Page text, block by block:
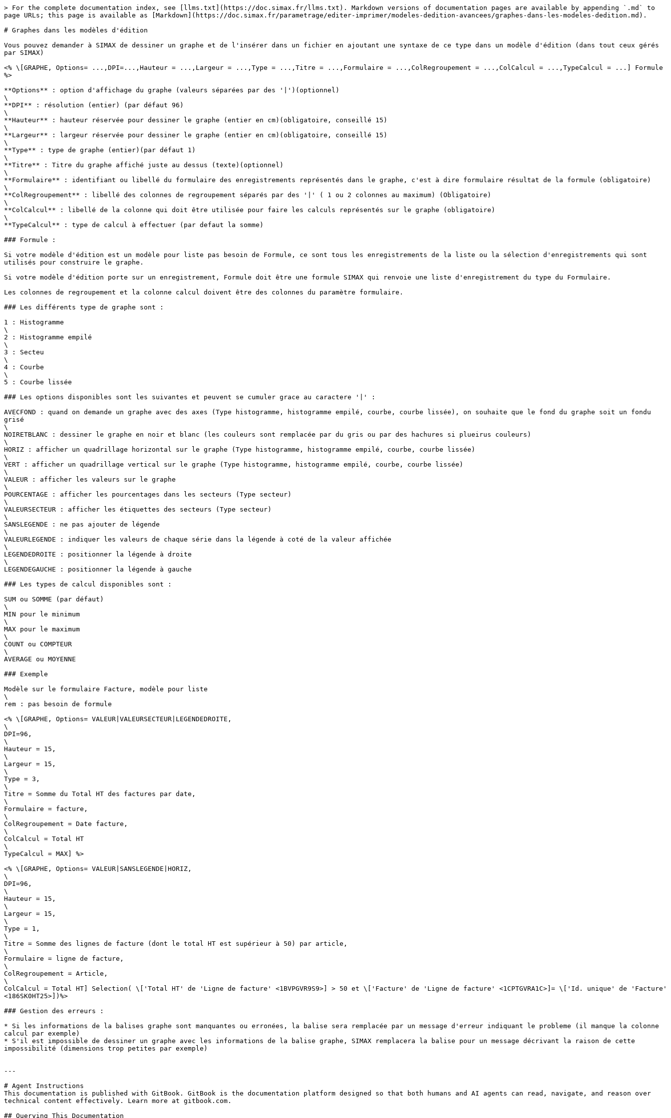
> For the complete documentation index, see [llms.txt](https://doc.simax.fr/llms.txt). Markdown versions of documentation pages are available by appending `.md` to
page URLs; this page is available as [Markdown](https://doc.simax.fr/parametrage/editer-imprimer/modeles-dedition-avancees/graphes-dans-les-modeles-dedition.md).
# Graphes dans les modèles d'édition
Vous pouvez demander à SIMAX de dessiner un graphe et de l'insérer dans un fichier en ajoutant une syntaxe de ce type dans un modèle d'édition (dans tout ceux gérés
par SIMAX)
<% \[GRAPHE, Options= ...,DPI=...,Hauteur = ...,Largeur = ...,Type = ...,Titre = ...,Formulaire = ...,ColRegroupement = ...,ColCalcul = ...,TypeCalcul = ...] Formule
%>
**Options** : option d'affichage du graphe (valeurs séparées par des '|')(optionnel)
\
**DPI** : résolution (entier) (par défaut 96)
\
**Hauteur** : hauteur réservée pour dessiner le graphe (entier en cm)(obligatoire, conseillé 15)
\
**Largeur** : largeur réservée pour dessiner le graphe (entier en cm)(obligatoire, conseillé 15)
\
**Type** : type de graphe (entier)(par défaut 1)
\
**Titre** : Titre du graphe affiché juste au dessus (texte)(optionnel)
\
**Formulaire** : identifiant ou libellé du formulaire des enregistrements représentés dans le graphe, c'est à dire formulaire résultat de la formule (obligatoire)
\
**ColRegroupement** : libellé des colonnes de regroupement séparés par des '|' ( 1 ou 2 colonnes au maximum) (Obligatoire)
\
**ColCalcul** : libellé de la colonne qui doit être utilisée pour faire les calculs représentés sur le graphe (obligatoire)
\
**TypeCalcul** : type de calcul à effectuer (par defaut la somme)
### Formule :
Si votre modèle d'édition est un modèle pour liste pas besoin de Formule, ce sont tous les enregistrements de la liste ou la sélection d'enregistrements qui sont
utilisés pour construire le graphe.
Si votre modèle d'édition porte sur un enregistrement, Formule doit être une formule SIMAX qui renvoie une liste d'enregistrement du type du Formulaire.
Les colonnes de regroupement et la colonne calcul doivent être des colonnes du paramètre formulaire.
### Les différents type de graphe sont :
1 : Histogramme
\
2 : Histogramme empilé
\
3 : Secteu
\
4 : Courbe
\
5 : Courbe lissée
### Les options disponibles sont les suivantes et peuvent se cumuler grace au caractere '|' :
AVECFOND : quand on demande un graphe avec des axes (Type histogramme, histogramme empilé, courbe, courbe lissée), on souhaite que le fond du graphe soit un fondu
grisé
\
NOIRETBLANC : dessiner le graphe en noir et blanc (les couleurs sont remplacée par du gris ou par des hachures si plueirus couleurs)
\
HORIZ : afficher un quadrillage horizontal sur le graphe (Type histogramme, histogramme empilé, courbe, courbe lissée)
\
VERT : afficher un quadrillage vertical sur le graphe (Type histogramme, histogramme empilé, courbe, courbe lissée)
\
VALEUR : afficher les valeurs sur le graphe
\
POURCENTAGE : afficher les pourcentages dans les secteurs (Type secteur)
\
VALEURSECTEUR : afficher les étiquettes des secteurs (Type secteur)
\
SANSLEGENDE : ne pas ajouter de légende
\
VALEURLEGENDE : indiquer les valeurs de chaque série dans la légende à coté de la valeur affichée
\
LEGENDEDROITE : positionner la légende à droite
\
LEGENDEGAUCHE : positionner la légende à gauche
### Les types de calcul disponibles sont :
SUM ou SOMME (par défaut)
\
MIN pour le minimum
\
MAX pour le maximum
\
COUNT ou COMPTEUR
\
AVERAGE ou MOYENNE
### Exemple
Modèle sur le formulaire Facture, modèle pour liste
\
rem : pas besoin de formule
<% \[GRAPHE, Options= VALEUR|VALEURSECTEUR|LEGENDEDROITE,
\
DPI=96,
\
Hauteur = 15,
\
Largeur = 15,
\
Type = 3,
\
Titre = Somme du Total HT des factures par date,
\
Formulaire = facture,
\
ColRegroupement = Date facture,
\
ColCalcul = Total HT
\
TypeCalcul = MAX] %>
<% \[GRAPHE, Options= VALEUR|SANSLEGENDE|HORIZ,
\
DPI=96,
\
Hauteur = 15,
\
Largeur = 15,
\
Type = 1,
\
Titre = Somme des lignes de facture (dont le total HT est supérieur à 50) par article,
\
Formulaire = ligne de facture,
\
ColRegroupement = Article,
\
ColCalcul = Total HT] Selection( \['Total HT' de 'Ligne de facture' <1BVPGVR9S9>] > 50 et \['Facture' de 'Ligne de facture' <1CPTGVRA1C>]= \['Id. unique' de 'Facture'
<186SK0HT25>])%>
### Gestion des erreurs :
* Si les informations de la balises graphe sont manquantes ou erronées, la balise sera remplacée par un message d'erreur indiquant le probleme (il manque la colonne
calcul par exemple)
* S'il est impossible de dessiner un graphe avec les informations de la balise graphe, SIMAX remplacera la balise pour un message décrivant la raison de cette
impossibilité (dimensions trop petites par exemple)
---
# Agent Instructions
This documentation is published with GitBook. GitBook is the documentation platform designed so that both humans and AI agents can read, navigate, and reason over
technical content effectively. Learn more at gitbook.com.
## Querying This Documentation